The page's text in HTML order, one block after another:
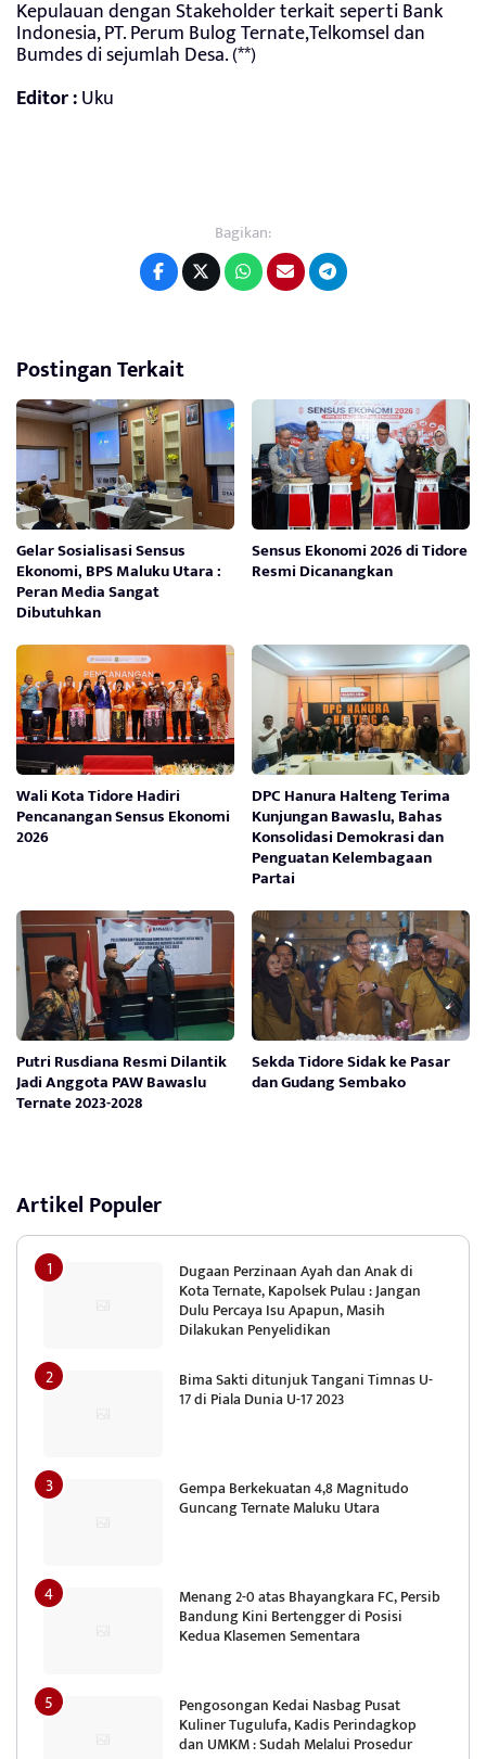
Kepulauan dengan Stakeholder terkait seperti Bank
Indonesia, PT. Perum Bulog Ternate,Telkomsel dan
Bumdes di sejumlah Desa. (**)
Editor :Uku
Bagikan:
Postingan Terkait
Gelar Sosialisasi Sensus
Ekonomi, BPS Maluku Utara :
Peran Media Sangat
Dibutuhkan
Sensus Ekonomi 2026 di Tidore
Resmi Dicanangkan
Wali Kota Tidore Hadiri
Pencanangan Sensus Ekonomi
2026
DPC Hanura Halteng Terima
Kunjungan Bawaslu, Bahas
Konsolidasi Demokrasi dan
Penguatan Kelembagaan
Partai
Putri Rusdiana Resmi Dilantik
Jadi Anggota PAW Bawaslu
Ternate 2023-2028
Sekda Tidore Sidak ke Pasar
dan Gudang Sembako
Artikel Populer
Dugaan Perzinaan Ayah dan Anak di
Kota Ternate, Kapolsek Pulau : Jangan
Dulu Percaya Isu Apapun, Masih
Dilakukan Penyelidikan
Bima Sakti ditunjuk Tangani Timnas U-
17 di Piala Dunia U-17 2023
Gempa Berkekuatan 4,8 Magnitudo
Guncang Ternate Maluku Utara
Menang 2-0 atas Bhayangkara FC, Persib
Bandung Kini Bertengger di Posisi
Kedua Klasemen Sementara
Pengosongan Kedai Nasbag Pusat
Kuliner Tugulufa, Kadis Perindagkop
dan UMKM : Sudah Melalui Prosedur